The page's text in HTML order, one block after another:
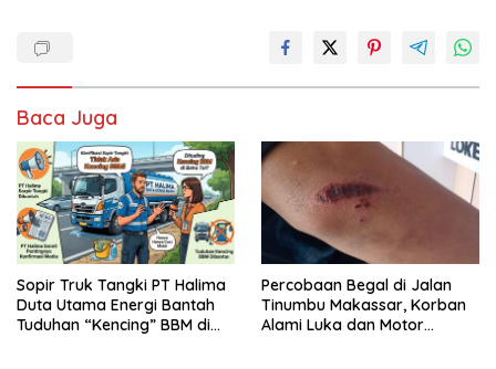
Baca Juga
Sopir Truk Tangki PT Halima
Duta Utama Energi Bantah
Tuduhan “Kencing” BBM di
Percobaan Begal di Jalan
Tinumbu Makassar, Korban
Alami Luka dan Motor